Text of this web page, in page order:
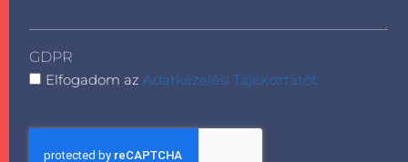
GDPR
Elfogadom azAdatkezelési Tájékoztatót.